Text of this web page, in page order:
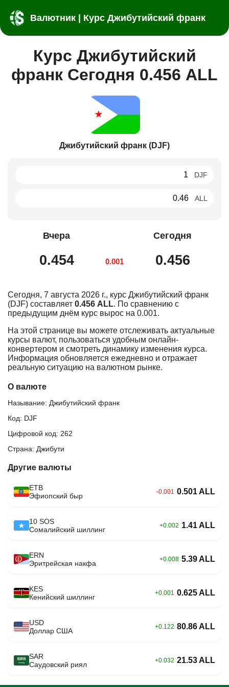
Валютник | Курс Джибутийский франк
Курс Джибутийский
франк Сегодня 0.456 ALL
Джибутийский франк (DJF)
DJF
ALL
Вчера
0.454 0.001
Сегодня
0.456
Сегодня, 7 августа 2026 г., курс Джибутийский франк
(DJF) составляет 0.456 ALL. По сравнению с
предыдущим днём курс вырос на 0.001.
На этой странице вы можете отслеживать актуальные
курсы валют, пользоваться удобным онлайн-
конвертером и смотреть динамику изменения курса.
Информация обновляется ежедневно и отражает
реальную ситуацию на валютном рынке.
О валюте
Называние: Джибутийский франк
Код: DJF
Цифровой код: 262
Страна: Джибути
Другие валюты
ETB
Эфиопский быр
-0.001 0.501 ALL
10 SOS
Сомалийский шиллинг
+0.002 1.41 ALL
ERN
Эритрейская накфа
+0.008 5.39 ALL
KES
Кенийский шиллинг
+0.001 0.625 ALL
USD
Доллар США
+0.122 80.86 ALL
SAR
Саудовский риял
+0.032 21.53 ALL